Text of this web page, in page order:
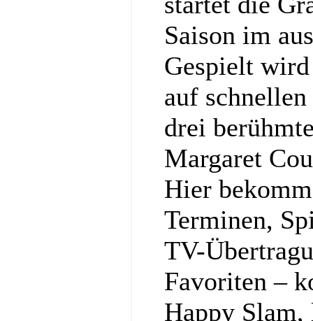
Saison im
Gespielt
auf
drei
Margaret
Hier
Terminen,
TV-
Favoriten –
Happy Slam,